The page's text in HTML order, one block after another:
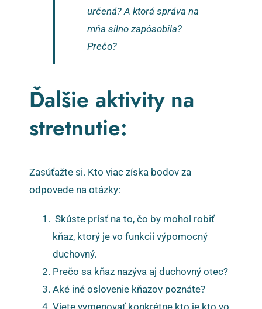
určená? A ktorá správa na
mňa silno zapôsobila?
Prečo?
Ďalšie aktivity na
stretnutie:
Zasúťažte si. Kto viac získa bodov za
odpovede na otázky:
Skúste prísť na to, čo by mohol robiť
kňaz, ktorý je vo funkcii výpomocný
duchovný.
Prečo sa kňaz nazýva aj duchovný otec?
Aké iné oslovenie kňazov poznáte?
Viete vymenovať konkrétne kto je kto vo